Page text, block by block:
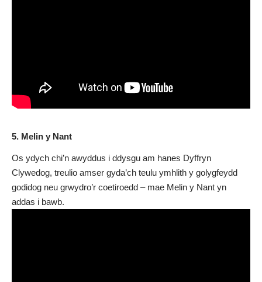
5. Melin y Nant
Os ydych chi’n awyddus i ddysgu am hanes Dyffryn
Clywedog, treulio amser gyda’ch teulu ymhlith y golygfeydd
godidog neu grwydro’r coetiroedd – mae Melin y Nant yn
addas i bawb.